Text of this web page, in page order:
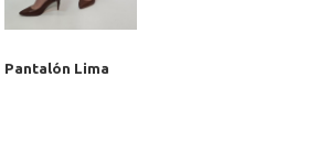
Pantalón Lima